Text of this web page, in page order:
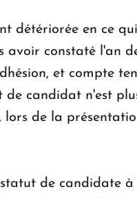
détériorée en ce
avoir constaté l'an
et compte
de candidat n'est
lors de la
de candidate